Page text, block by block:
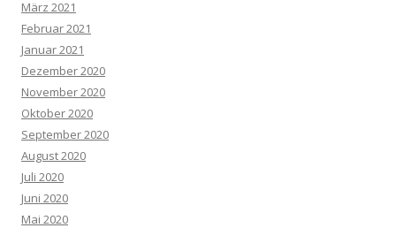
März 2021
Februar 2021
Januar 2021
Dezember 2020
November 2020
Oktober 2020
September 2020
August 2020
Juli 2020
Juni 2020
Mai 2020